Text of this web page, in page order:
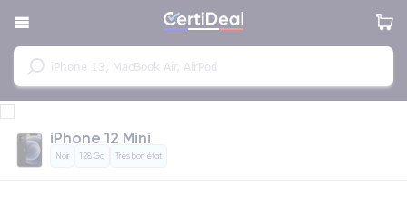
iPhone 12 Mini
Noir 128 Go Très bon état